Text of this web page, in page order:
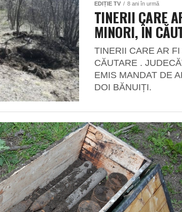
EDIȚIE TV 8 ani în urmă
TINERII CARE
MINORI, ÎN
TINERII CARE AR
CĂUTARE .
EMIS MANDAT DE
DOI BĂNUIȚI.